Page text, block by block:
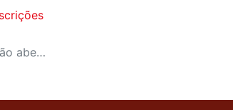
Aulas acontecem no CAT Sesi Rio Claro e são abertas para o público geral de forma gratuita; interessados podem realizar a matrícula a partir de 15 de janeiro